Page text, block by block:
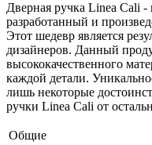
Дверная ручка Linea Cali -
разработанный и
Этот шедевр является
дизайнеров. Данный
высококачественного
каждой детали.
лишь некоторые
ручки Linea Cali от
Общие